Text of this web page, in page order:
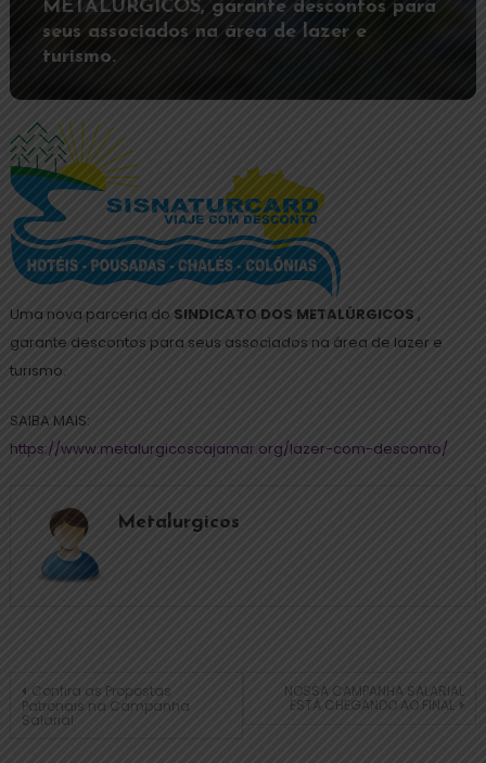
METALÚRGICOS, garante descontos para
seus associados na área de lazer e
turismo.
Uma nova parceria do SINDICATO DOS METALÚRGICOS ,
garante descontos para seus associados na área de lazer e
turismo.
SAIBA MAIS:
https://www.metalurgicoscajamar.org/lazer-com-desconto/
Metalurgicos
Confira as Propostas
Patronais na Campanha
Salarial
NOSSA CAMPANHA SALARIAL
ESTÁ CHEGANDO AO FINAL